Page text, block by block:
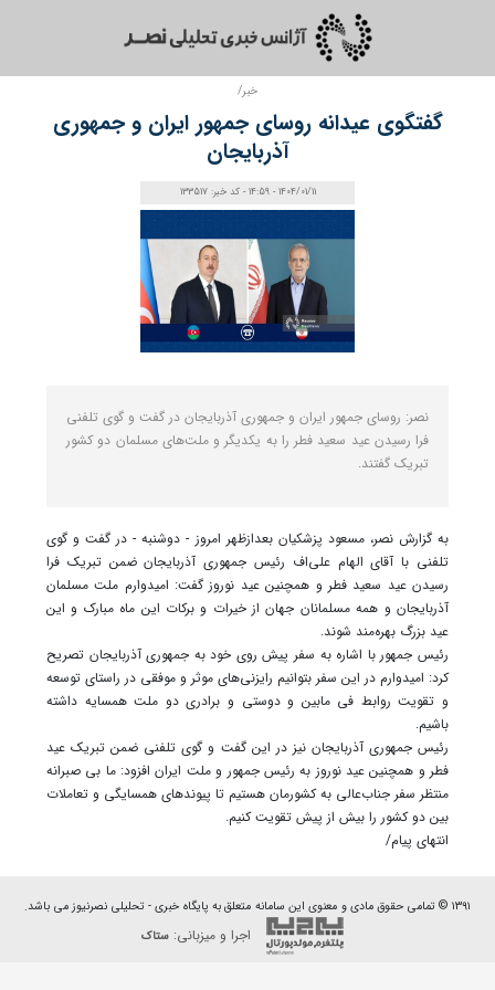
خبر/
گفتگوی عیدانه روسای جمهور ایران و جمهوری
آذربایجان
1404/01/11 - 14:59 - کد خبر: 133517
نصر: روسای جمهور ایران و جمهوری آذربایجان در گفت و گوی تلفنی
فرا رسیدن عید سعید فطر را به یکدیگر و ملت‌های مسلمان دو کشور
تبریک گفتند.
به گزارش نصر، مسعود پزشکیان بعدازظهر امروز - دوشنبه - در گفت و گوی
تلفنی با آقای الهام علی‌اف رئیس جمهوری آذربایجان ضمن تبریک فرا
رسیدن عید سعید فطر و همچنین عید نوروز گفت: امیدوارم ملت مسلمان
آذربایجان و همه مسلمانان جهان از خیرات و برکات این ماه مبارک و این
عید بزرگ بهره‌مند شوند.
رئیس جمهور با اشاره به سفر پیش روی خود به جمهوری آذربایجان تصریح
کرد: امیدوارم در این سفر بتوانیم رایزنی‌های موثر و موفقی در راستای توسعه
و تقویت روابط فی ‌مابین و دوستی و برادری دو ملت همسایه داشته
باشیم.
رئیس جمهوری آذربایجان نیز در این گفت و گوی تلفنی ضمن تبریک عید
فطر و همچنین عید نوروز به رئیس جمهور و ملت ایران افزود: ما بی صبرانه
منتظر سفر جناب‌عالی به کشورمان هستیم تا پیوندهای همسایگی و تعاملات
بین دو کشور را بیش از پیش تقویت کنیم.
انتهای پیام/
۱۳۹۱ © تمامی حقوق مادی و معنوی این سامانه متعلق به پایگاه خبری - تحلیلی نصرنیوز می باشد.
اجرا و میزبانی:ستاک